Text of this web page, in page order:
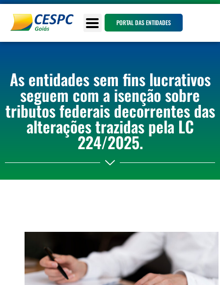
PORTAL DAS ENTIDADES
As entidades sem fins lucrativos
seguem com a isenção sobre
tributos federais decorrentes das
alterações trazidas pela LC
224/2025.